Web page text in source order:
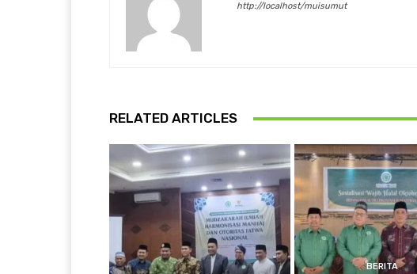
http://localhost/muisumut
RELATED ARTICLES
BERITA